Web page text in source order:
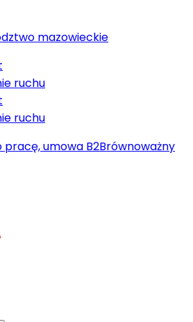
mazowieckie
ruchu
ruchu
pracę, umowa B2Brównoważny